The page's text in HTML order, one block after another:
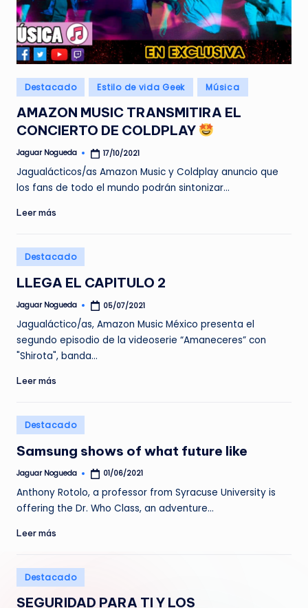
Publicado
en
Destacado Estilo de vida Geek Música
AMAZON MUSIC TRANSMITIRA EL
CONCIERTO DE COLDPLAY
Publicado
Jaguar Nogueda 17/10/2021
Jagualácticos/as Amazon Music y Coldplay anuncio que
los fans de todo el mundo podrán sintonizar…
Leer más
Publicado
en
Destacado
LLEGA EL CAPITULO 2
Publicado
Jaguar Nogueda 05/07/2021
Jagualáctico/as, Amazon Music México presenta el
segundo episodio de la videoserie “Amaneceres” con
"Shirota", banda…
Leer más
Publicado
en
Destacado
Samsung shows of what future like
Publicado
Jaguar Nogueda 01/06/2021
Anthony Rotolo, a professor from Syracuse University is
offering the Dr. Who Class, an adventure…
Leer más
Publicado
en
Destacado
SEGURIDAD PARA TI Y LOS